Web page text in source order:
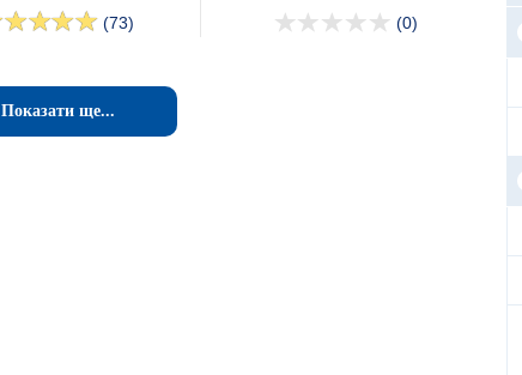
(73) (0)
Показати ще...